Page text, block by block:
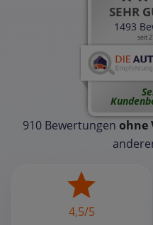
SEHR
1493
seit
910 Bewertungen ohne
4,5/5